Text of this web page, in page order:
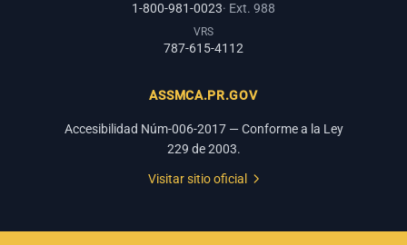
1-800-981-0023· Ext. 988
VRS
787-615-4112
ASSMCA.PR.GOV
Accesibilidad Núm-006-2017 — Conforme a la Ley
229 de 2003.
Visitar sitio oficial